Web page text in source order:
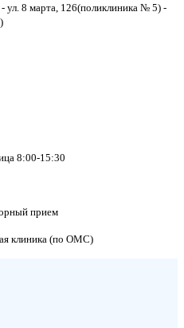
ул. 8 марта, 126(поликлиника № 5) -
8:00-15:30
прием
клиника (по ОМС)